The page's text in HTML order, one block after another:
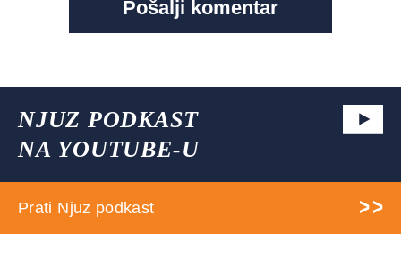
NJUZ PODKAST
NA YOUTUBE-U
Prati Njuz podkast